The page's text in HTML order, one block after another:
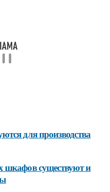
для производства
шкафов существуют и